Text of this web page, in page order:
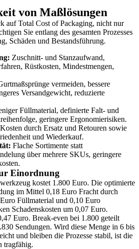
von Maßlösungen
auf Total Cost of Packaging, nicht nur
Sie entlang des gesamten Prozesses
Schäden und Bestandsführung.
Zuschnitt- und Stanzaufwand,
Rüstkosten, Mindestmengen,
vermeiden, bessere
Versandgewicht, reduzierte
Füllmaterial, definierte Falt- und
geringere Ergonomierisiken.
durch Ersatz und Retouren sowie
und Wiederkauf.
Flache Sortimente statt
über mehrere SKUs, geringere
Einordnung
kostet 1.800 Euro. Die optimierte
im Mittel 0,18 Euro Fracht durch
Füllmaterial und 0,10 Euro
Schadenskosten um 0,07 Euro.
Euro. Break-even bei 1.800 geteilt
Sendungen. Wird diese Menge in 6 bis
und bleiben die Prozesse stabil, ist die
tragfähig.